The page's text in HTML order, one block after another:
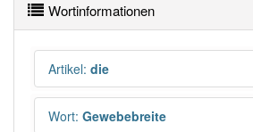
Wortinformationen
Artikel: die
Wort: Gewebebreite